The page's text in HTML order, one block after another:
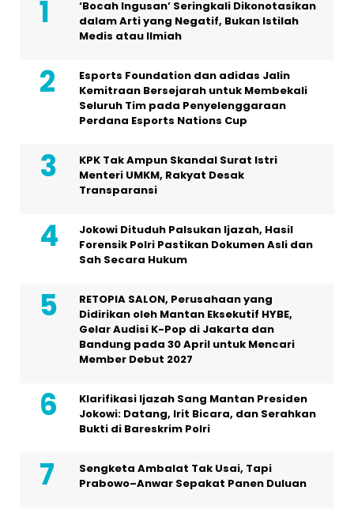
‘Bocah Ingusan’ Seringkali Dikonotasikan
dalam Arti yang Negatif, Bukan Istilah
Medis atau Ilmiah
Esports Foundation dan adidas Jalin
Kemitraan Bersejarah untuk Membekali
Seluruh Tim pada Penyelenggaraan
Perdana Esports Nations Cup
KPK Tak Ampun Skandal Surat Istri
Menteri UMKM, Rakyat Desak
Transparansi
Jokowi Dituduh Palsukan Ijazah, Hasil
Forensik Polri Pastikan Dokumen Asli dan
Sah Secara Hukum
RETOPIA SALON, Perusahaan yang
Didirikan oleh Mantan Eksekutif HYBE,
Gelar Audisi K-Pop di Jakarta dan
Bandung pada 30 April untuk Mencari
Member Debut 2027
Klarifikasi Ijazah Sang Mantan Presiden
Jokowi: Datang, Irit Bicara, dan Serahkan
Bukti di Bareskrim Polri
Sengketa Ambalat Tak Usai, Tapi
Prabowo–Anwar Sepakat Panen Duluan